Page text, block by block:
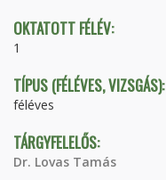
OKTATOTT FÉLÉV:
1
TÍPUS (FÉLÉVES, VIZSGÁS):
féléves
TÁRGYFELELŐS:
Dr. Lovas Tamás